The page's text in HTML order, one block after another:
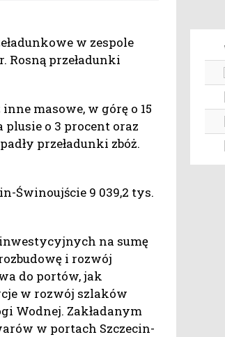
w zespole
Rosną przeładunki
masowe, w górę o 15
o 3 procent oraz
przeładunki zbóż.
Świnoujście 9 039,2 tys.
na sumę
i rozwój
do portów, jak
w rozwój szlaków
Wodnej. Zakładanym
w portach Szczecin-